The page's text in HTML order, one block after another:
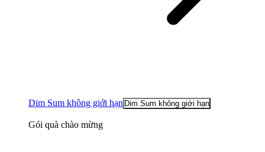
Dim Sum không giới hạn Dim Sum không giới hạn
Gói quà chào mừng